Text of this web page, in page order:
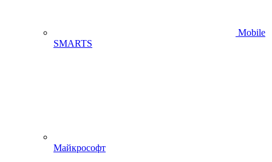
Mobile
SMARTS
Майкрософт